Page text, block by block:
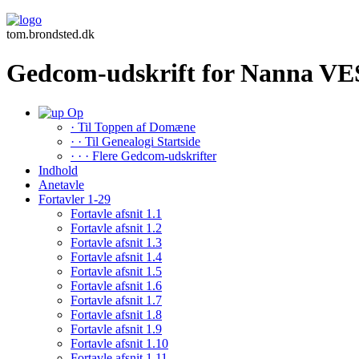
tom.brondsted.dk
Gedcom-udskrift for Nanna
Op
· Til Toppen af Domæne
· · Til Genealogi Startside
· · · Flere Gedcom-udskrifter
Indhold
Anetavle
Fortavler 1-29
Fortavle afsnit 1.1
Fortavle afsnit 1.2
Fortavle afsnit 1.3
Fortavle afsnit 1.4
Fortavle afsnit 1.5
Fortavle afsnit 1.6
Fortavle afsnit 1.7
Fortavle afsnit 1.8
Fortavle afsnit 1.9
Fortavle afsnit 1.10